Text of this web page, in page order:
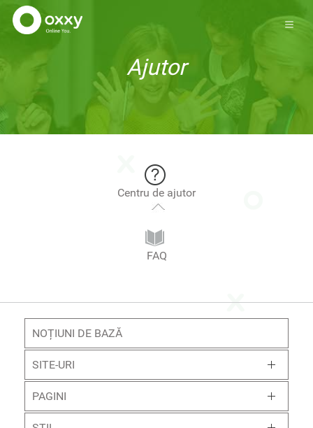
Ajutor
Centru de ajutor
FAQ
NOȚIUNI DE BAZĂ
SITE-URI
PAGINI